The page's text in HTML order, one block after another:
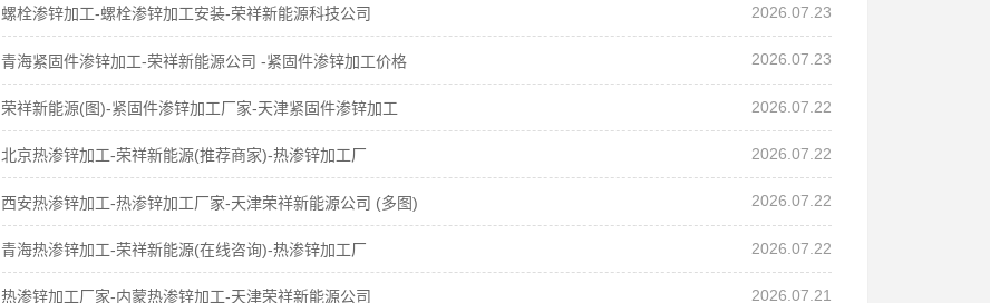
螺栓渗锌加工-螺栓渗锌加工安装-荣祥新能源科技公司 2026.07.23
青海紧固件渗锌加工-荣祥新能源公司 -紧固件渗锌加工价格 2026.07.23
荣祥新能源(图)-紧固件渗锌加工厂家-天津紧固件渗锌加工 2026.07.22
北京热渗锌加工-荣祥新能源(推荐商家)-热渗锌加工厂 2026.07.22
西安热渗锌加工-热渗锌加工厂家-天津荣祥新能源公司 (多图) 2026.07.22
青海热渗锌加工-荣祥新能源(在线咨询)-热渗锌加工厂 2026.07.22
热渗锌加工厂家-内蒙热渗锌加工-天津荣祥新能源公司 2026.07.21